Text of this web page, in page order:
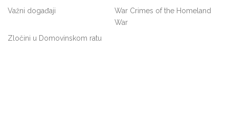
Važni događaji
War Crimes of the Homeland
War
Zločini u Domovinskom ratu